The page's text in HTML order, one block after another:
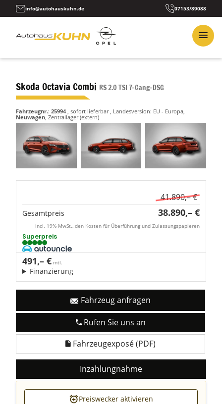
info@autohauskuhn.de 07153/89088
Skoda Octavia Combi RS 2.0 TSI 7-Gang-DSG
Fahrzeugnr.: 25994 , sofort lieferbar, Landesversion: EU - Europa,
Neuwagen, Zentrallager (extern)
41.890,– €
Gesamtpreis 38.890,– €
incl. 19% MwSt., den Kosten für Überführung und Zulassungspapieren
Superpreis
491,– € mtl.
Finanzierung
Rufen Sie uns an
Fahrzeug anfragen
Fahrzeugexposé (PDF)
Inzahlungnahme
Preiswecker aktivieren